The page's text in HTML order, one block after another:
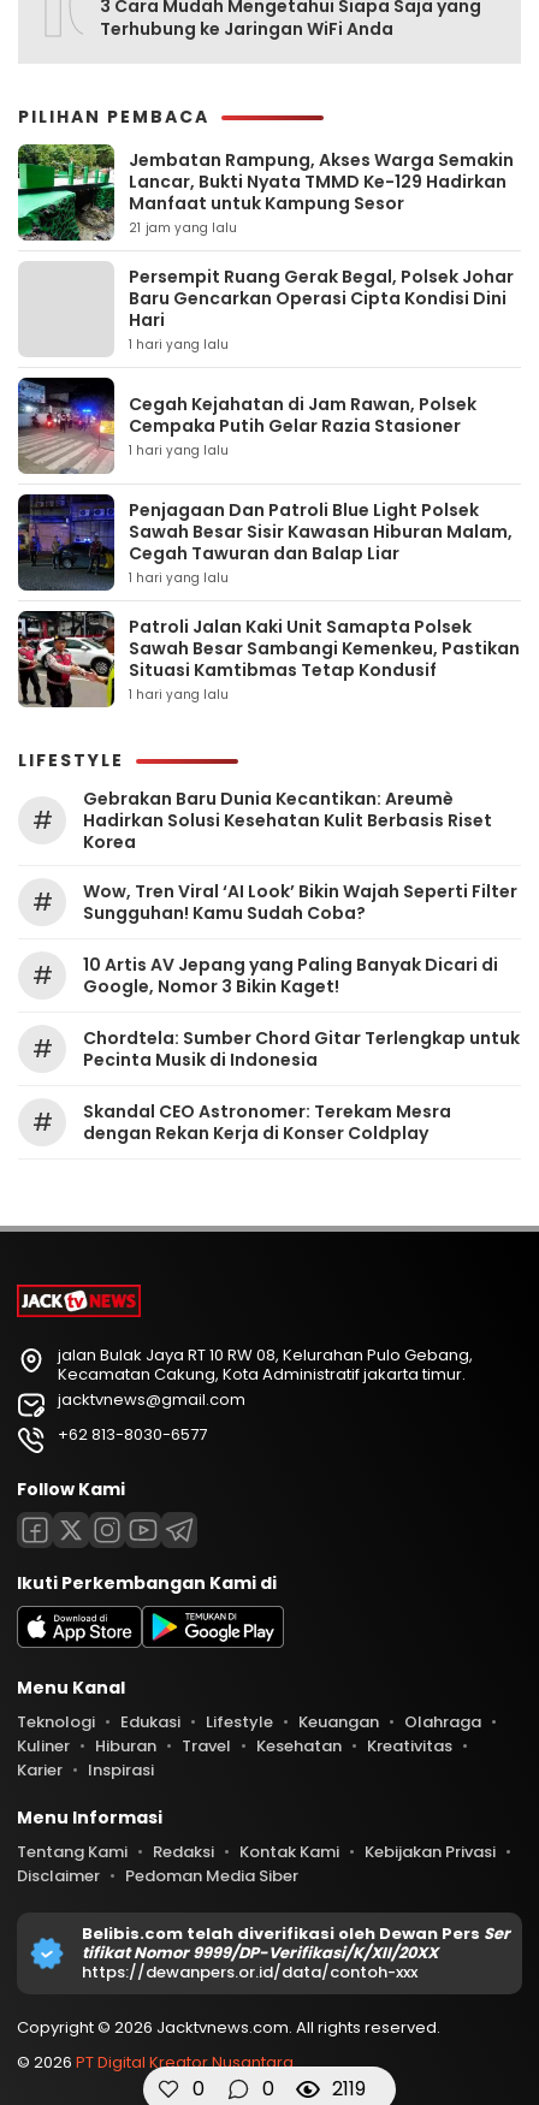
0 0 2119
3 Cara Mudah Mengetahui Siapa Saja yang
Terhubung ke Jaringan WiFi Anda
PILIHAN PEMBACA
Jembatan Rampung, Akses Warga Semakin
Lancar, Bukti Nyata TMMD Ke-129 Hadirkan
Manfaat untuk Kampung Sesor
21 jam yang lalu
Persempit Ruang Gerak Begal, Polsek Johar
Baru Gencarkan Operasi Cipta Kondisi Dini
Hari
1 hari yang lalu
Cegah Kejahatan di Jam Rawan, Polsek
Cempaka Putih Gelar Razia Stasioner
1 hari yang lalu
Penjagaan Dan Patroli Blue Light Polsek
Sawah Besar Sisir Kawasan Hiburan Malam,
Cegah Tawuran dan Balap Liar
1 hari yang lalu
Patroli Jalan Kaki Unit Samapta Polsek
Sawah Besar Sambangi Kemenkeu, Pastikan
Situasi Kamtibmas Tetap Kondusif
1 hari yang lalu
LIFESTYLE
#
Gebrakan Baru Dunia Kecantikan: Areumè
Hadirkan Solusi Kesehatan Kulit Berbasis Riset
Korea
#
Wow, Tren Viral ‘AI Look’ Bikin Wajah Seperti Filter
Sungguhan! Kamu Sudah Coba?
#
10 Artis AV Jepang yang Paling Banyak Dicari di
Google, Nomor 3 Bikin Kaget!
#
Chordtela: Sumber Chord Gitar Terlengkap untuk
Pecinta Musik di Indonesia
#
Skandal CEO Astronomer: Terekam Mesra
dengan Rekan Kerja di Konser Coldplay
jalan Bulak Jaya RT 10 RW 08, Kelurahan Pulo Gebang,
Kecamatan Cakung, Kota Administratif jakarta timur.
jacktvnews@gmail.com
+62 813-8030-6577
Follow Kami
Ikuti Perkembangan Kami di
Menu Kanal
Teknologi Edukasi Lifestyle Keuangan
Olahraga
Kuliner
Hiburan Travel Kesehatan
Kreativitas
Karier
Inspirasi
Menu Informasi
Tentang Kami Redaksi Kontak Kami
Kebijakan Privasi
Disclaimer
Pedoman Media Siber
Belibis.com telah diverifikasi oleh Dewan Pers Ser
tifikat Nomor 9999/DP-Verifikasi/K/XII/20XX
https://dewanpers.or.id/data/contoh-xxx
Copyright © 2026 Jacktvnews.com. All rights reserved.
© 2026 PT Digital Kreator Nusantara